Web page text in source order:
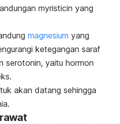
myristicin yang
magnesium yang
ketegangan saraf
serotonin, yaitu hormon
akan datang sehingga